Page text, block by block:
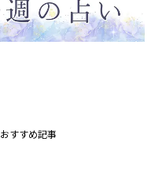
おすすめ記事